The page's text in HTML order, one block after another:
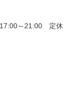
17:00～21:00 定休